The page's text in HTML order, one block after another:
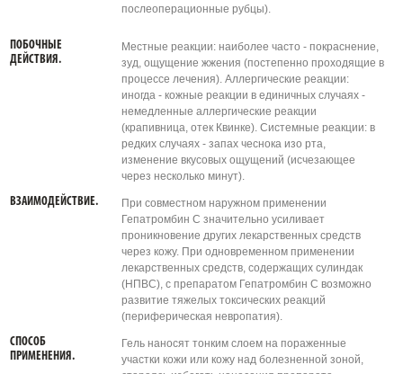
послеоперационные рубцы).
ПОБОЧНЫЕ
ДЕЙСТВИЯ.
Местные реакции: наиболее часто - покраснение,
зуд, ощущение жжения (постепенно проходящие в
процессе лечения). Аллергические реакции:
иногда - кожные реакции в единичных случаях -
немедленные аллергические реакции
(крапивница, отек Квинке). Системные реакции: в
редких случаях - запах чеснока изо рта,
изменение вкусовых ощущений (исчезающее
через несколько минут).
ВЗАИМОДЕЙСТВИЕ.
При совместном наружном применении
Гепатромбин С значительно усиливает
проникновение других лекарственных средств
через кожу. При одновременном применении
лекарственных средств, содержащих сулиндак
(НПВС), с препаратом Гепатромбин С возможно
развитие тяжелых токсических реакций
(периферическая невропатия).
СПОСОБ
ПРИМЕНЕНИЯ.
Гель наносят тонким слоем на пораженные
участки кожи или кожу над болезненной зоной,